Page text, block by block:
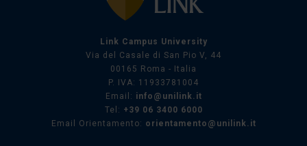
Link Campus University
Via del Casale di San Pio V, 44
00165 Roma - Italia
P. IVA: 11933781004
Email: info@unilink.it
Tel: +39 06 3400 6000
Email Orientamento: orientamento@unilink.it